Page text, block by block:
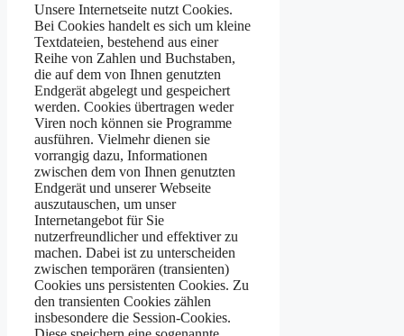
Unsere Internetseite nutzt Cookies.
Bei Cookies handelt es sich um kleine
Textdateien, bestehend aus einer
Reihe von Zahlen und Buchstaben,
die auf dem von Ihnen genutzten
Endgerät abgelegt und gespeichert
werden. Cookies übertragen weder
Viren noch können sie Programme
ausführen. Vielmehr dienen sie
vorrangig dazu, Informationen
zwischen dem von Ihnen genutzten
Endgerät und unserer Webseite
auszutauschen, um unser
Internetangebot für Sie
nutzerfreundlicher und effektiver zu
machen. Dabei ist zu unterscheiden
zwischen temporären (transienten)
Cookies uns persistenten Cookies. Zu
den transienten Cookies zählen
insbesondere die Session-Cookies.